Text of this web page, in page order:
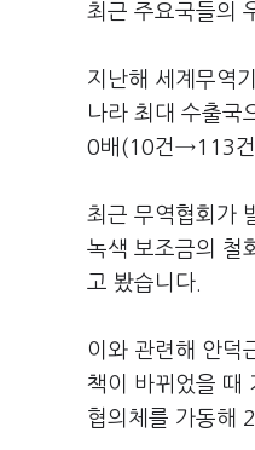
최근 주요국들의
지난해 세계무역
나라 최대 수출국
0배(10건→113건
최근 무역협회가
녹색 보조금의 철
고 봤습니다.
이와 관련해 안덕
책이 바뀌었을 때
협의체를 가동해